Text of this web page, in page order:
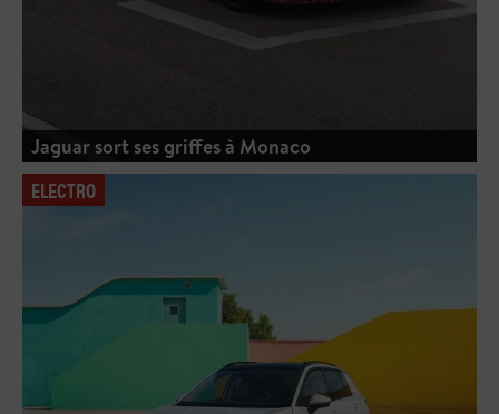
Jaguar sort ses griffes à Monaco
ELECTRO